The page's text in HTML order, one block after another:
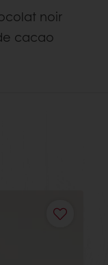
noir
cacao